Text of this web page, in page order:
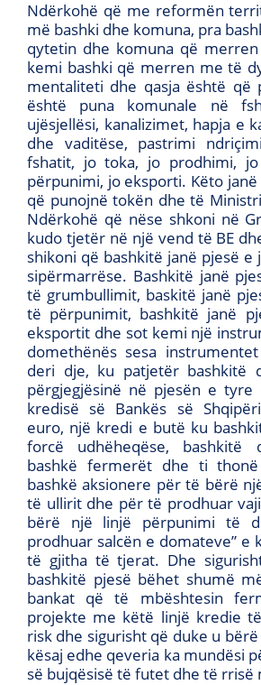
Ndërkohë që me reformën
më bashki dhe komuna, pra
qytetin dhe komuna që
kemi bashki që merren me të
mentaliteti dhe qasja është që
është puna komunale në
ujësjellësi, kanalizimet, hapja e
dhe vaditëse, pastrimi
fshatit, jo toka, jo prodhimi,
përpunimi, jo eksporti. Këto
që punojnë tokën dhe të
Ndërkohë që nëse shkoni në
kudo tjetër në një vend të BE
shikoni që bashkitë janë pjesë e
sipërmarrëse. Bashkitë janë
të grumbullimit, baskitë janë
të përpunimit, bashkitë janë
eksportit dhe sot kemi një
domethënës sesa
deri dje, ku patjetër bashkitë
përgjegjësinë në pjesën e
kredisë së Bankës së
euro, një kredi e butë ku
forcë udhëheqëse, bashkitë
bashkë fermerët dhe ti thonë
bashkë aksionere për të bërë
të ullirit dhe për të prodhuar
bërë një linjë përpunimi të
prodhuar salcën e domateve” e
të gjitha të tjerat. Dhe
bashkitë pjesë bëhet shumë
bankat që të mbështesin
projekte me këtë linjë kredie
risk dhe sigurisht që duke u
kësaj edhe qeveria ka mundësi
së bujqësisë të futet dhe të rrisë